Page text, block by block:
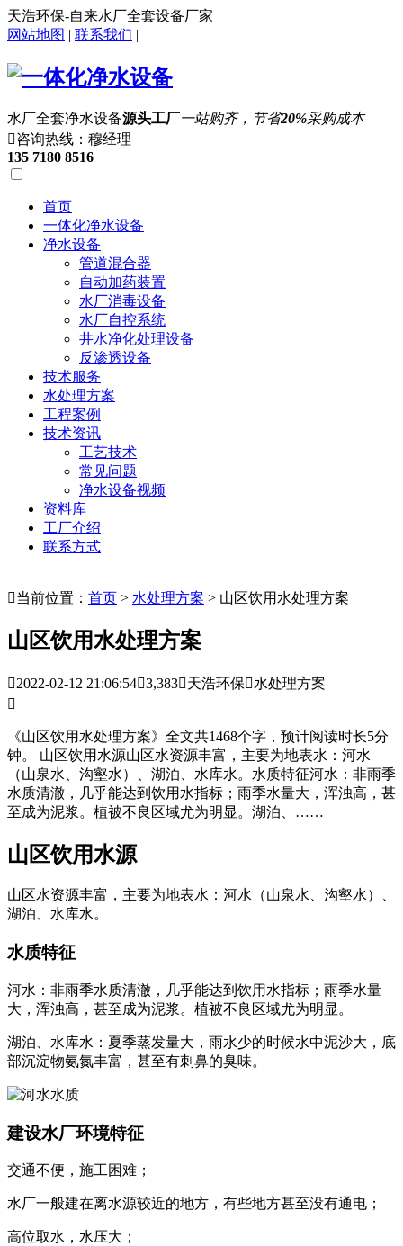
天浩环保-自来水厂全套设备厂家
网站地图 | 联系我们 |
水厂全套净水设备源头工厂一站购齐，节省20%采购成本
咨询热线：穆经理
135 7180 8516
首页
一体化净水设备
净水设备
管道混合器
自动加药装置
水厂消毒设备
水厂自控系统
井水净化处理设备
反渗透设备
技术服务
水处理方案
工程案例
技术资讯
工艺技术
常见问题
净水设备视频
资料库
工厂介绍
联系方式
当前位置： 首页 > 水处理方案 > 山区饮用水处理方案
山区饮用水处理方案
2022-02-12 21:06:543,383天浩环保水处理方案

《山区饮用水处理方案》全文共1468个字，预计阅读时长5分
钟。 山区饮用水源山区水资源丰富，主要为地表水：河水
（山泉水、沟壑水）、湖泊、水库水。水质特征河水：非雨季
水质清澈，几乎能达到饮用水指标；雨季水量大，浑浊高，甚
至成为泥浆。植被不良区域尤为明显。湖泊、……
山区饮用水源
山区水资源丰富，主要为地表水：河水（山泉水、沟壑水）、
湖泊、水库水。
水质特征
河水：非雨季水质清澈，几乎能达到饮用水指标；雨季水量
大，浑浊高，甚至成为泥浆。植被不良区域尤为明显。
湖泊、水库水：夏季蒸发量大，雨水少的时候水中泥沙大，底
部沉淀物氨氮丰富，甚至有刺鼻的臭味。
建设水厂环境特征
交通不便，施工困难；
水厂一般建在离水源较近的地方，有些地方甚至没有通电；
高位取水，水压大；